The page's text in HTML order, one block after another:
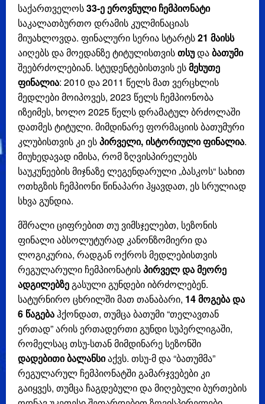
საქართველოს33-ე ეროვნული ჩემპიონატი
საკალათბურთო დრამის კულმინაციას
მიუახლოვდა. ფინალური სერია სტარტს21 მაისს
აიღებს და მოედანზე ტიტულისთვისთსუდაბათუმი
შეებრძოლებიან. სტუდენტებისთვის ესმეხუთე
ფინალია: 2010 და 2011 წელს მათ ვერცხლის
მედლები მოიპოვეს, 2023 წელს ჩემპიონობა
იზეიმეს, ხოლო 2025 წელს დრამატულ ბრძოლაში
დათმეს ტიტული. მიმდინარე ფორმაციის ბათუმური
კლუბისთვის კი ესპირველი, ისტორიული ფინალია.
მიუხედავად იმისა, რომ ზღვისპირელებს
საუკუნეების მიჯნაზე ლეგენდარული „ბასკოს“ სახით
ოთხგზის ჩემპიონი წინაპარი ჰყავდათ, ეს სრულიად
სხვა გუნდია.
მშრალი ციფრებით თუ ვიმსჯელებთ, სეზონის
ფინალი აბსოლუტურად კანონზომიერი და
ლოგიკურია, რადგან ოქროს მედლებისთვის
რეგულარული ჩემპიონატისპირველ და მეორე
ადგილებზეგასული გუნდები იბრძოლებენ.
სატურნირო ცხრილში მათ თანაბარი, 14 მოგება და
6 წაგებაჰქონდათ, თუმცა ბათუმი “თელავთან
ერთად” არის ერთადერთი გუნდი სუპერლიგაში,
რომელსაც თსუ-სთან მიმდინარე სეზონში
დადებითი ბალანსიაქვს. თსუ-მ და “ბათუმმა”
რეგულარულ ჩემპიონატში გამარჯვებები კი
გაიყვეს, თუმცა ჩაგდებული და მიღებული ბურთების